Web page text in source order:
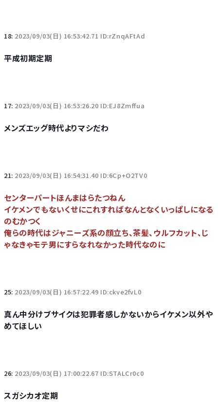
18: 2023/09/03(日) 16:53:42.71 ID:rZnqAFtAd
平成初期定期
17: 2023/09/03(日) 16:53:26.20 ID:EJ8Zmffua
メンズエッグ時代よりマシだわ
21: 2023/09/03(日) 16:54:31.40 ID:6Cp+O2TV0
センターパートほんまはらたつねん
イケメンでもないくせにこれすればなんとなくいっぱしになる
のむかつく
俺らの時代はジャニーズ系の顔立ち、茶髪、ウルフカット、じ
ゃなきゃモテ男にすらなれなかった時代なのに
25: 2023/09/03(日) 16:57:22.49 ID:ckve2fvL0
真ん中分けブサイクは犯罪者感しかないからイケメン以外や
めてほしい
26: 2023/09/03(日) 17:00:22.67 ID:STALCr0c0
スガシカオ定期